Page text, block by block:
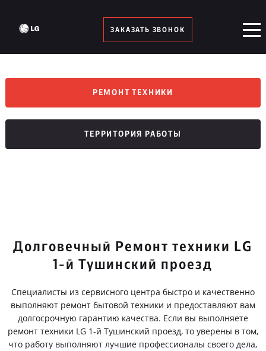
ЗАКАЗАТЬ ЗВОНОК
РЕМОНТ ТЕХНИКИ
ТЕРРИТОРИЯ РАБОТЫ
Долговечный Ремонт техники LG
1-й Тушинский проезд
Специалисты из сервисного центра быстро и качественно
выполняют ремонт бытовой техники и предоставляют вам
долгосрочную гарантию качества. Если вы выполняете
ремонт техники LG 1-й Тушинский проезд, то уверены в том,
что работу выполняют лучшие профессионалы своего дела,